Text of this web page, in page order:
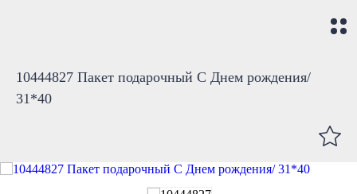
10444827 Пакет подарочный С Днем рождения/
31*40